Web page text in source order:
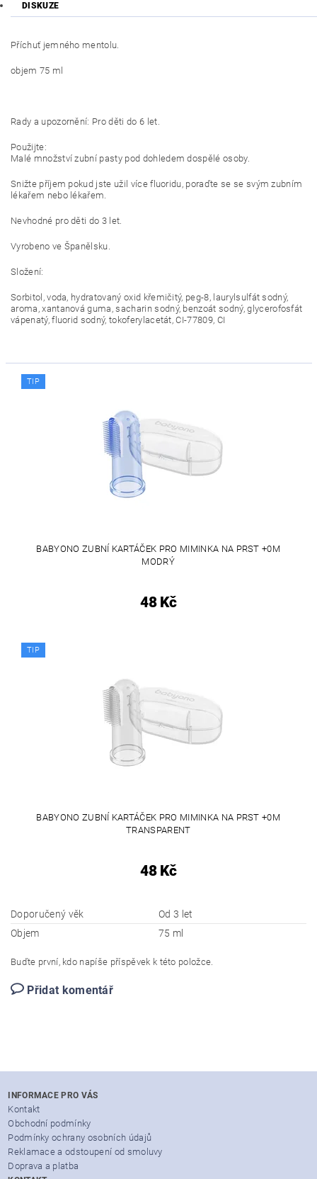
DISKUZE
Příchuť jemného mentolu.
objem 75 ml
Rady a upozornění: Pro děti do 6 let.
Použijte:
Malé množství zubní pasty pod dohledem dospělé osoby.
Snižte příjem pokud jste užil více fluoridu, poraďte se se svým zubním
lékařem nebo lékařem.
Nevhodné pro děti do 3 let.
Vyrobeno ve Španělsku.
Složení:
Sorbitol, voda, hydratovaný oxid křemičitý, peg-8, laurylsulfát sodný,
aroma, xantanová guma, sacharin sodný, benzoát sodný, glycerofosfát
vápenatý, fluorid sodný, tokoferylacetát, CI-77809, CI
TIP
BABYONO ZUBNÍ KARTÁČEK PRO MIMINKA NA PRST +0M
MODRÝ
48 Kč
TIP
BABYONO ZUBNÍ KARTÁČEK PRO MIMINKA NA PRST +0M
TRANSPARENT
48 Kč
Doporučený věk
Od 3 let
Objem
75 ml
Buďte první, kdo napíše příspěvek k této položce.
Přidat komentář
INFORMACE PRO VÁS
Kontakt
Obchodní podmínky
Podmínky ochrany osobních údajů
Reklamace a odstoupení od smoluvy
Doprava a platba